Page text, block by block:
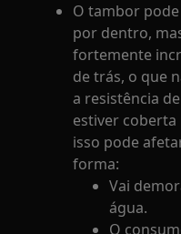
O tambor
por dentro,
fortemente
de trás, o que
a resistência
estiver
isso pode
forma:
Vai
água.
O